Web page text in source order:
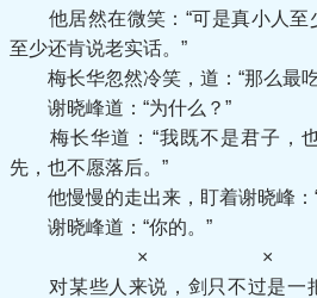
他居然在微笑：“可是真小人至
至少还肯说老实话。”
梅长华忽然冷笑，道：“那么最吃
谢晓峰道：“为什么？”
梅长华道：“我既不是君子，
先，也不愿落后。”
他慢慢的走出来，盯着谢晓峰：“
谢晓峰道：“你的。”
× ×
对某些人来说，剑只不过是一